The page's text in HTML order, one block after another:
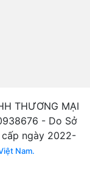
THƯƠNG MẠI
- Do Sở
cấp ngày 2022-
Nam.